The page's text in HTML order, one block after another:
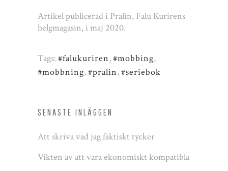
Artikel publicerad i Pralin, Falu Kurirens
helgmagasin, i maj 2020.
Tags: #falukuriren,#mobbing,
#mobbning,#pralin,#seriebok
SENASTE INLÄGGEN
Att skriva vad jag faktiskt tycker
Vikten av att vara ekonomiskt kompatibla